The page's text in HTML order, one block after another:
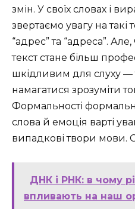
змін. У своїх словах і
звертаємо увагу на такі
“адрес” та “адреса”.
текст стане більш
шкідливим для слуху —
намагатися зрозуміти
Формальності
слова й емоція варті
випадкові твори мови.
ДНК і РНК: в чому
впливають на наш